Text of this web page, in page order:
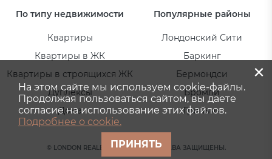
По типу недвижимости
Квартиры
Квартиры в ЖК
Квартиры в строящихся ЖК
Дуплексы
Дома
Популярные районы
Лондонский Сити
Баркинг
Бермондси
Бромли
Гринвич
© LONDON REALESTATE 2026. ВСЕ ПРАВА ЗАЩИЩЕНЫ.
×
На этом сайте мы используем cookie-файлы.
Продолжая пользоваться сайтом, вы даете
согласие на использование этих файлов.
Подробнее о cookie.
ПРИНЯТЬ